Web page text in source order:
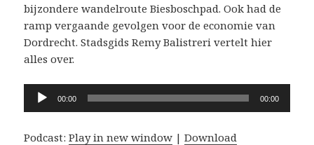
bijzondere wandelroute Biesboschpad. Ook had de
ramp vergaande gevolgen voor de economie van
Dordrecht. Stadsgids Remy Balistreri vertelt hier
alles over.
Audiospeler
00:00 00:00
Podcast:Play in new window |Download